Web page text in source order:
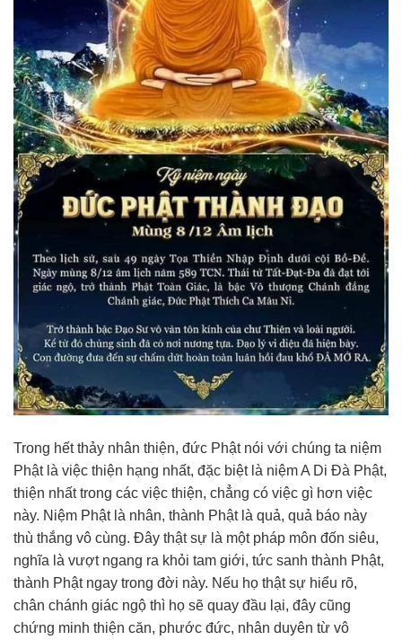
Trong hết thảy nhân thiện, đức Phật nói với chúng ta niệm
Phật là việc thiện hạng nhất, đặc biệt là niệm A Di Đà Phật,
thiện nhất trong các việc thiện, chẳng có việc gì hơn việc
này. Niệm Phật là nhân, thành Phật là quả, quả báo này
thù thắng vô cùng. Đây thật sự là một pháp môn đốn siêu,
nghĩa là vượt ngang ra khỏi tam giới, tức sanh thành Phật,
thành Phật ngay trong đời này. Nếu họ thật sự hiểu rõ,
chân chánh giác ngộ thì họ sẽ quay đầu lại, đây cũng
chứng minh thiện căn, phước đức, nhân duyên từ vô